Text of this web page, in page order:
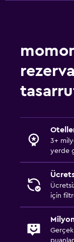
Spor
Spor salonu
Tenis
3+
yerde
için